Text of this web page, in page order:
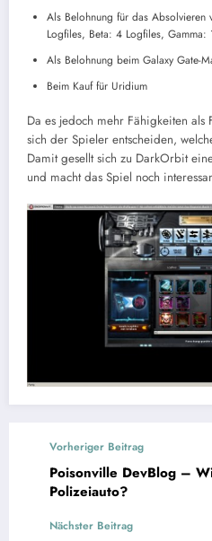
Als Belohnung für das
Logfiles, Beta: 4 Logfiles,
Als Belohnung beim Galaxy Gate-
Beim Kauf für Uridium
Da es jedoch mehr Fähigkeiten als
sich der Spieler entscheiden,
Damit gesellt sich zu DarkOrbit
und macht das Spiel noch
Vorheriger Beitrag
Poisonville DevBlog –
Polizeiauto?
Nächster Beitrag